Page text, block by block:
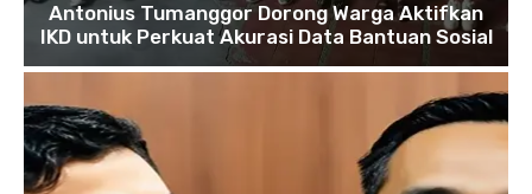
Antonius Tumanggor Dorong Warga Aktifkan
IKD untuk Perkuat Akurasi Data Bantuan Sosial